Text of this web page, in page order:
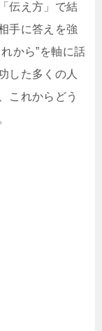
伝え方」で結
手に答えを強
から”を軸に話
した多くの人
これからどう